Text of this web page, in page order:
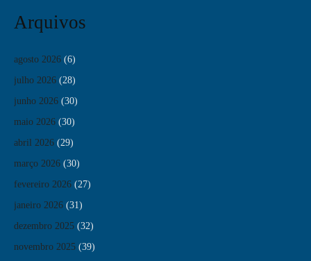
Arquivos
agosto 2026 (6)
julho 2026 (28)
junho 2026 (30)
maio 2026 (30)
abril 2026 (29)
março 2026 (30)
fevereiro 2026 (27)
janeiro 2026 (31)
dezembro 2025 (32)
novembro 2025 (39)